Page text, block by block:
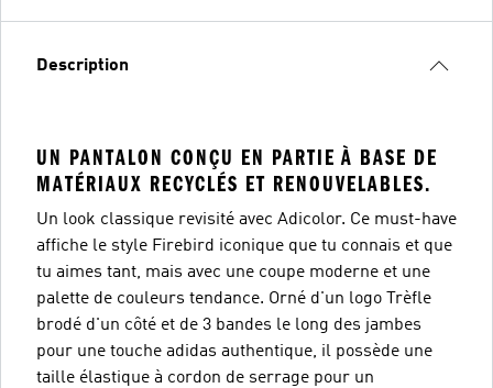
Description
UN PANTALON CONÇU EN PARTIE À BASE DE
MATÉRIAUX RECYCLÉS ET RENOUVELABLES.
Un look classique revisité avec Adicolor. Ce must-have
affiche le style Firebird iconique que tu connais et que
tu aimes tant, mais avec une coupe moderne et une
palette de couleurs tendance. Orné d'un logo Trèfle
brodé d'un côté et de 3 bandes le long des jambes
pour une touche adidas authentique, il possède une
taille élastique à cordon de serrage pour un